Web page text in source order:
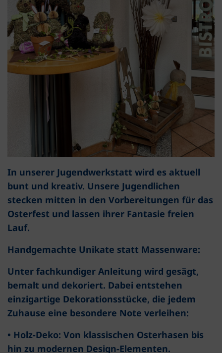
In unserer Jugendwerkstatt wird es aktuell
bunt und kreativ. Unsere Jugendlichen
stecken mitten in den Vorbereitungen für das
Osterfest und lassen ihrer Fantasie freien
Lauf.
Handgemachte Unikate statt Massenware:
Unter fachkundiger Anleitung wird gesägt,
bemalt und dekoriert. Dabei entstehen
einzigartige Dekorationsstücke, die jedem
Zuhause eine besondere Note verleihen:
• Holz-Deko: Von klassischen Osterhasen bis
hin zu modernen Design-Elementen.